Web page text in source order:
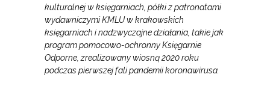
kulturalnej w księgarniach, półki z patronatami
wydawniczymi KMLU w krakowskich
księgarniach i nadzwyczajne działania, takie jak
program pomocowo-ochronny Księgarnie
Odporne, zrealizowany wiosną 2020 roku
podczas pierwszej fali pandemii koronawirusa.